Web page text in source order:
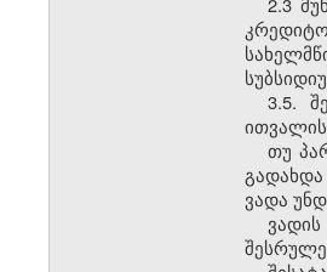
3.5.
თუ
ვადა